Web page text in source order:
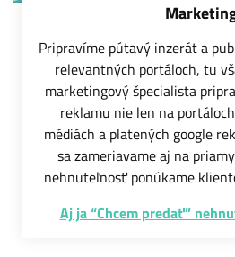
Pripravíme pútavý inzerát a
relevantných portáloch, tu
marketingový špecialista
reklamu nie len na
médiách a platených google
sa zameriavame aj na
nehnuteľnosť ponúkame
Aj ja “Chcem predať”